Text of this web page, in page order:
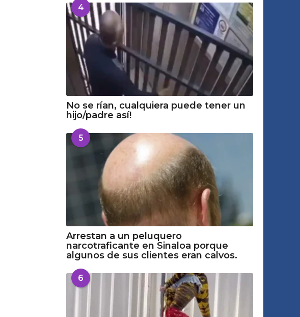
4
No se rían, cualquiera puede tener un
hijo/padre así!
5
Arrestan a un peluquero
narcotraficante en Sinaloa porque
algunos de sus clientes eran calvos.
6